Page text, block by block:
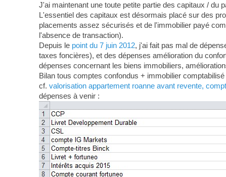
J'ai maintenant une toute petite partie des capitaux / du
L'essentiel des capitaux est désormais placé sur des
placements assez sécurisés et de l'immobilier payé
l'absence de transaction).
Depuis le point du 7 juin 2012, j'ai fait pas mal de
taxes foncières), et des dépenses amélioration du
dépenses concernant les biens immobiliers,
Bilan tous comptes confondus + immobilier
cf. valorisation appartement roanne avant revente,
dépenses à venir :